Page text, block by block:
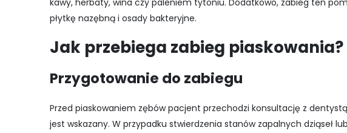
kawy, herbaty, wina czy paleniem tytoniu. Dodatkowo, zabieg ten
płytkę nazębną i osady bakteryjne.
Jak przebiega zabieg piaskowania?
Przygotowanie do zabiegu
Przed piaskowaniem zębów pacjent przechodzi konsultację z
jest wskazany. W przypadku stwierdzenia stanów zapalnych dziąseł